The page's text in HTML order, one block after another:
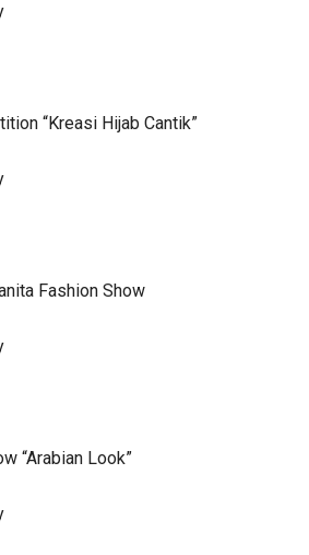
“Kreasi Hijab Cantik”
Fashion Show
“Arabian Look”